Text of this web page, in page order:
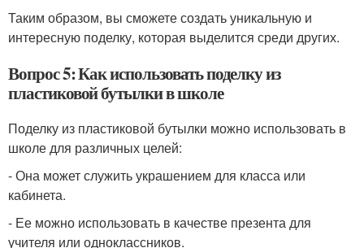
Таким образом, вы сможете создать уникальную и
интересную поделку, которая выделится среди других.
Вопрос 5: Как использовать поделку из
пластиковой бутылки в школе
Поделку из пластиковой бутылки можно использовать в
школе для различных целей:
- Она может служить украшением для класса или
кабинета.
- Ее можно использовать в качестве презента для
учителя или одноклассников.